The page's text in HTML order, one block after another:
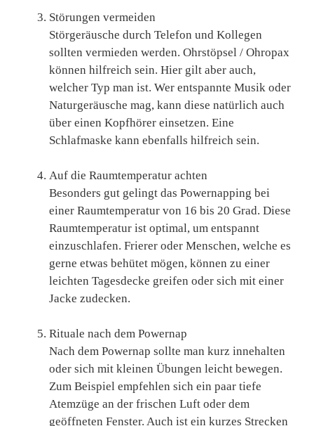
Störungen vermeiden
Störgeräusche durch Telefon und Kollegen
sollten vermieden werden. Ohrstöpsel / Ohropax
können hilfreich sein. Hier gilt aber auch,
welcher Typ man ist. Wer entspannte Musik oder
Naturgeräusche mag, kann diese natürlich auch
über einen Kopfhörer einsetzen. Eine
Schlafmaske kann ebenfalls hilfreich sein.
Auf die Raumtemperatur achten
Besonders gut gelingt das Powernapping bei
einer Raumtemperatur von 16 bis 20 Grad. Diese
Raumtemperatur ist optimal, um entspannt
einzuschlafen. Frierer oder Menschen, welche es
gerne etwas behütet mögen, können zu einer
leichten Tagesdecke greifen oder sich mit einer
Jacke zudecken.
Rituale nach dem Powernap
Nach dem Powernap sollte man kurz innehalten
oder sich mit kleinen Übungen leicht bewegen.
Zum Beispiel empfehlen sich ein paar tiefe
Atemzüge an der frischen Luft oder dem
geöffneten Fenster. Auch ist ein kurzes Strecken